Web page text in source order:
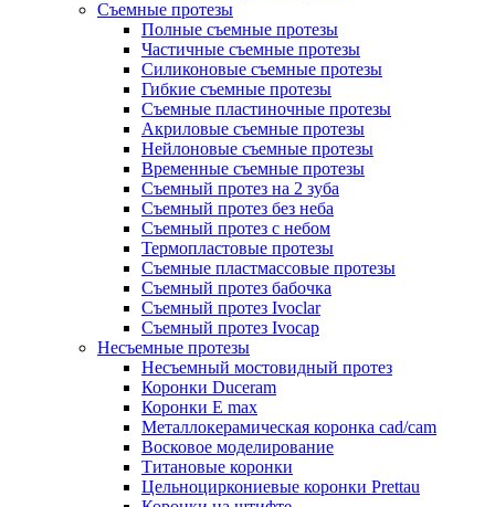
Съемные протезы
Полные съемные протезы
Частичные съемные протезы
Силиконовые съемные протезы
Гибкие съемные протезы
Съемные пластиночные протезы
Акриловые съемные протезы
Нейлоновые съемные протезы
Временные съемные протезы
Съемный протез на 2 зуба
Съемный протез без неба
Съемный протез с небом
Термопластовые протезы
Съемные пластмассовые протезы
Съемный протез бабочка
Съемный протез Ivoclar
Съемный протез Ivocap
Несъемные протезы
Несъемный мостовидный протез
Коронки Duceram
Коронки E max
Металлокерамическая коронка cad/cam
Восковое моделирование
Титановые коронки
Цельноциркониевые коронки Prettau